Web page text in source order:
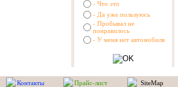
- Что это
- Да уже пользуюсь
- Пробывал не
понравилось
- У меня нет автомобиля
Контакты Прайс-лист SiteMap